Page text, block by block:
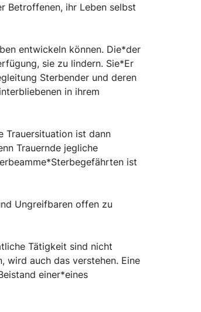
Betroffenen, ihr Leben selbst
entwickeln können. Die*der
sie zu lindern. Sie*Er
Sterbender und deren
in ihrem
Trauersituation ist dann
Trauernde jegliche
ist
Ungreifbaren offen zu
Tätigkeit sind nicht
wird auch das verstehen. Eine
einer*eines